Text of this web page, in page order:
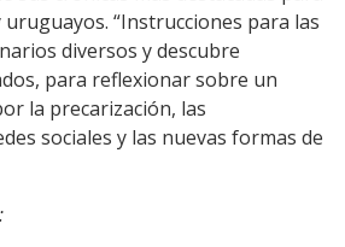
“Instrucciones para las
diversos y descubre
para reflexionar sobre un
la precarización, las
sociales y las nuevas formas de